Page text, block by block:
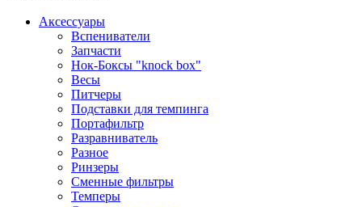
Аксессуары
Вспениватели
Запчасти
Нок-Боксы "knock box"
Весы
Питчеры
Подставки для темпинга
Портафильтр
Разравниватель
Разное
Ринзеры
Сменные фильтры
Темперы